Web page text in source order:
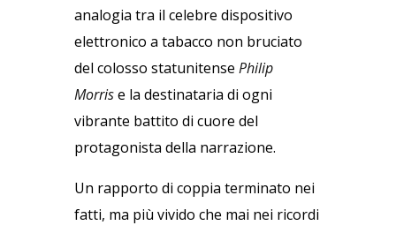
analogia tra il celebre dispositivo
elettronico a tabacco non bruciato
del colosso statunitense Philip
Morrise la destinataria di ogni
vibrante battito di cuore del
protagonista della narrazione.
Un rapporto di coppia terminato nei
fatti, ma più vivido che mai nei ricordi